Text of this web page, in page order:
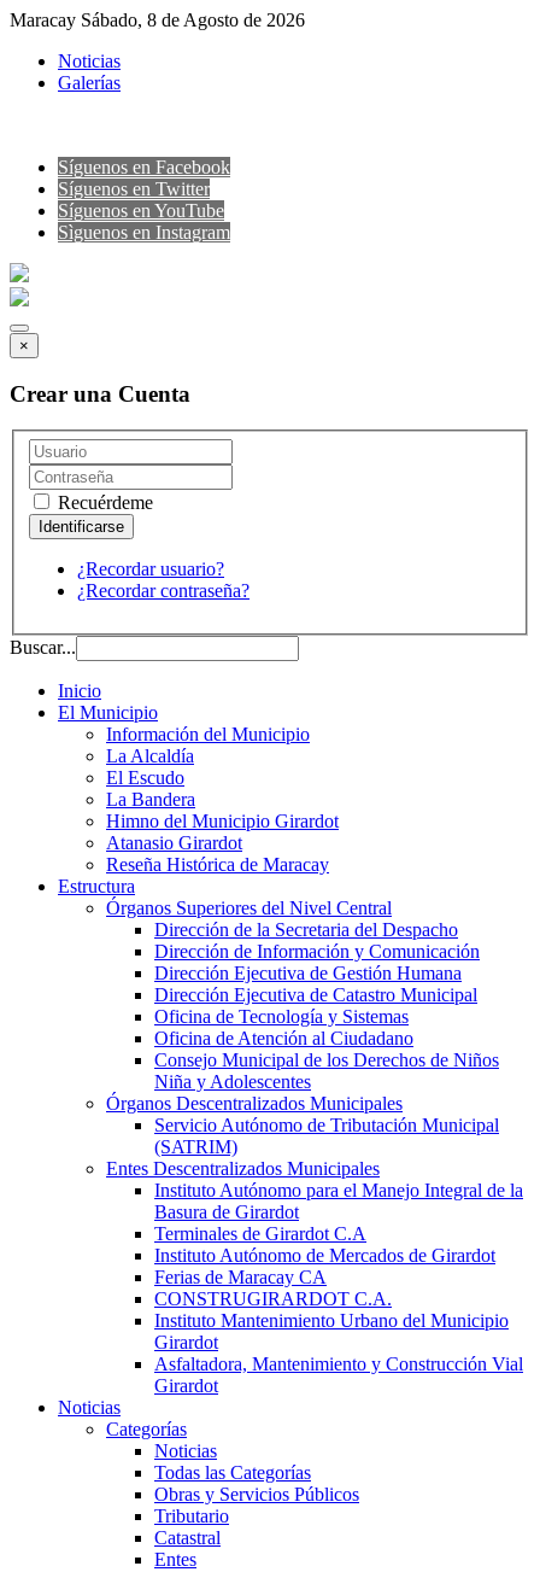
Maracay Sábado, 8 de Agosto de 2026
Noticias
Galerías
Síguenos en Facebook
Síguenos en Twitter
Síguenos en YouTube
Sìguenos en Instagram
×
Crear una Cuenta
Recuérdeme
¿Recordar usuario?
¿Recordar contraseña?
Buscar...
Inicio
El Municipio
Información del Municipio
La Alcaldía
El Escudo
La Bandera
Himno del Municipio Girardot
Atanasio Girardot
Reseña Histórica de Maracay
Estructura
Órganos Superiores del Nivel Central
Dirección de la Secretaria del Despacho
Dirección de Información y Comunicación
Dirección Ejecutiva de Gestión Humana
Dirección Ejecutiva de Catastro Municipal
Oficina de Tecnología y Sistemas
Oficina de Atención al Ciudadano
Consejo Municipal de los Derechos de Niños
Niña y Adolescentes
Órganos Descentralizados Municipales
Servicio Autónomo de Tributación Municipal
(SATRIM)
Entes Descentralizados Municipales
Instituto Autónomo para el Manejo Integral de la
Basura de Girardot
Terminales de Girardot C.A
Instituto Autónomo de Mercados de Girardot
Ferias de Maracay CA
CONSTRUGIRARDOT C.A.
Instituto Mantenimiento Urbano del Municipio
Girardot
Asfaltadora, Mantenimiento y Construcción Vial
Girardot
Noticias
Categorías
Noticias
Todas las Categorías
Obras y Servicios Públicos
Tributario
Catastral
Entes